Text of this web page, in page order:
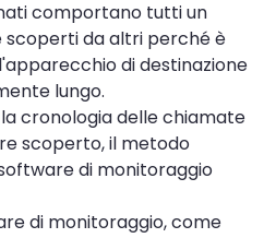
comportano tutti un
scoperti da altri perché è
di destinazione
lungo.
la cronologia delle chiamate
scoperto, il metodo
di monitoraggio
di monitoraggio, come